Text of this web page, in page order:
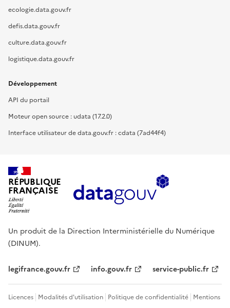
ecologie.data.gouv.fr
defis.data.gouv.fr
culture.data.gouv.fr
logistique.data.gouv.fr
Développement
API du portail
Moteur open source : udata (17.2.0)
Interface utilisateur de data.gouv.fr : cdata (7ad44f4)
RÉPUBLIQUE
FRANÇAISE
Un produit de la Direction Interministérielle du Numérique
(DINUM).
legifrance.gouv.fr info.gouv.fr service-public.fr
Licences Modalités d'utilisation Politique de confidentialité Mentions